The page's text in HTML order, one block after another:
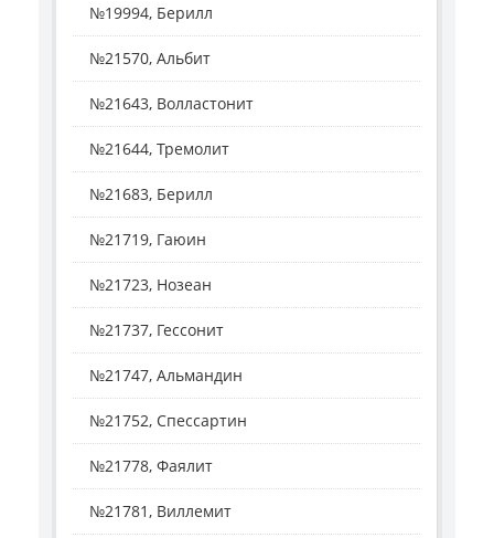
№19994, Берилл
№21570, Альбит
№21643, Волластонит
№21644, Тремолит
№21683, Берилл
№21719, Гаюин
№21723, Нозеан
№21737, Гессонит
№21747, Альмандин
№21752, Спессартин
№21778, Фаялит
№21781, Виллемит